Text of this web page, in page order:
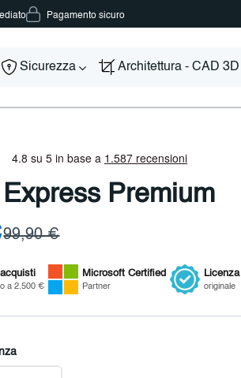
Pagamento sicuro
Sicurezza Architettura - CAD 3D
Premium
99,90 €
a 2.500 €
Microsoft Certified
Partner
Licenza
originale